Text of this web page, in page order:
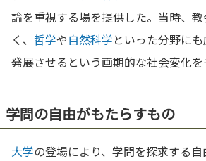
論を重視する場を提供した。当時、教
く、 哲学や自然科学といった分野に
発展させるという画期的な社会変化を
学問の自由がもたらすもの
大学の登場により、学問を探求する